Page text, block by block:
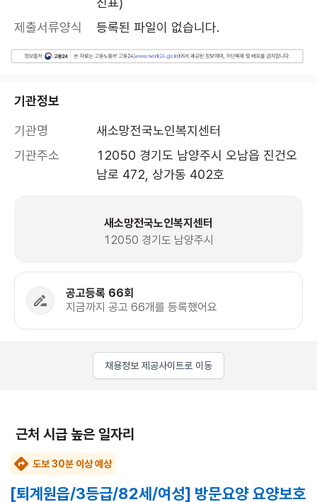
제출서류양식
등록된 파일이 없습니다.
기관정보
기관명
새소망전국노인복지센터
기관주소
12050 경기도 남양주시 오남읍 진건오
남로 472, 상가동 402호
새소망전국노인복지센터
12050 경기도 남양주시
공고등록 66회
지금까지 공고 66개를 등록했어요
채용정보 제공사이트로 이동
근처 시급 높은 일자리
도보 30분 이상 예상
[퇴계원읍/3등급/82세/여성] 방문요양 요양보호